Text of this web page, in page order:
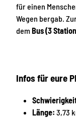
für einen
Wegen bergab.
dem Bus (3
Infos für eure
Länge: 3,73